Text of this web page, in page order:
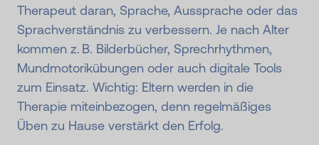
Therapeut daran, Sprache, Aussprache oder das
Sprachverständnis zu verbessern. Je nach Alter
kommen z. B. Bilderbücher, Sprechrhythmen,
Mundmotorikübungen oder auch digitale Tools
zum Einsatz. Wichtig: Eltern werden in die
Therapie miteinbezogen, denn regelmäßiges
Üben zu Hause verstärkt den Erfolg.